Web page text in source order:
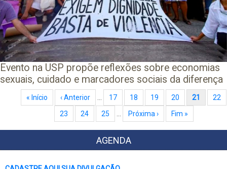
Evento na USP propõe reflexões sobre economias
sexuais, cuidado e marcadores sociais da diferença
Paginação
Primeira página
« Início Página anterior
‹ Anterior Page
17 Page
18 Page
19 Page
20 Página atual
21
22
Page
23 Page
24 Page
25 Próxima página
Próxima › Última página
Fim »
AGENDA